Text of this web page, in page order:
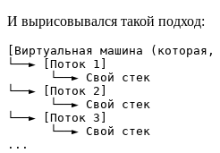
И вырисовывался такой подход:
[Виртуальная машина
└──► [Поток 1]
      └──► Свой стек
└──► [Поток 2]
      └──► Свой стек
└──► [Поток 3]
      └──► Свой стек
...